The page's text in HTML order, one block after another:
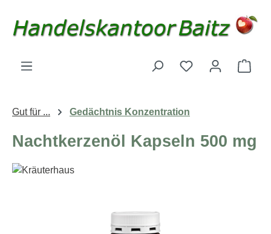
Du hast 0
Gut für ... Gedächtnis Konzentration
Nachtkerzenöl Kapseln 500 mg